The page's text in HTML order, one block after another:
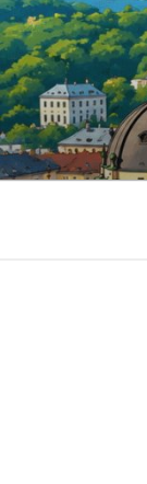
Перейти
до
вмісту